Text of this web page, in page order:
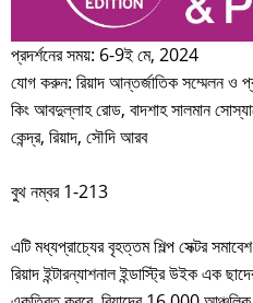
প্রদর্শনের সময়: 6-9ই মে, 2024
যোগ করুন: রিয়াদ আন্তর্জাতিক সম্মেলন ও
কিং আবদুল্লাহ রোড, বাদশাহ সালমান
কেন্দ্র, রিয়াদ, সৌদি আরব
বুথ নম্বর 1-213
এটি মধ্যপ্রাচ্যের বৃহত্তম শিল্প সেক্টর সমাবেশ
রিয়াদ ইন্টারন্যাশনাল ইন্ডাস্ট্রি উইক এক